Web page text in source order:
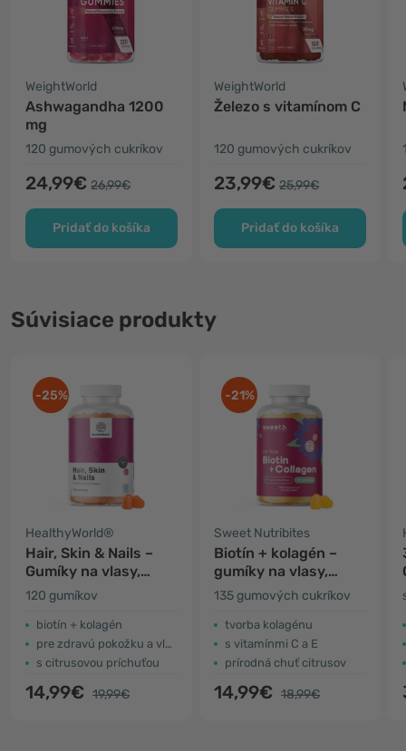
WeightWorld
Ashwagandha 1200
mg
120 gumových cukríkov
24,99€ 26,99€
Pridať do košíka
WeightWorld
Železo s vitamínom C
120 gumových cukríkov
23,99€ 25,99€
Pridať do košíka
Súvisiace produkty
-25%
HealthyWorld®
Hair, Skin & Nails –
Gumíky na vlasy,
pokožku a nechty
120 gumíkov
biotín + kolagén
pre zdravú pokožku a vlasy
s citrusovou príchuťou
14,99€ 19,99€
-21%
Sweet Nutribites
Biotín + kolagén –
gumíky na vlasy,
pokožku a nechty
135 gumových cukríkov
tvorba kolagénu
s vitamínmi C a E
prírodná chuť citrusov
14,99€ 18,99€